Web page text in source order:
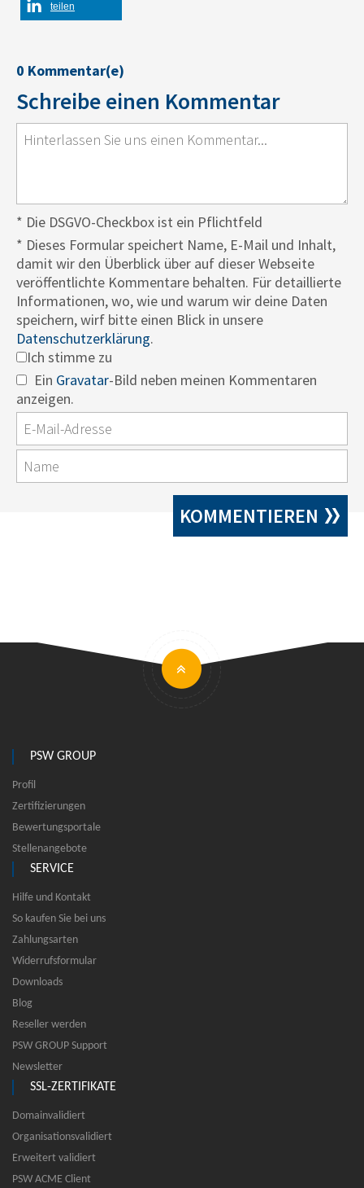
teilen
0 Kommentar(e)
Schreibe einen Kommentar
* Die DSGVO-Checkbox ist ein Pflichtfeld
* Dieses Formular speichert Name, E-Mail und Inhalt,
damit wir den Überblick über auf dieser Webseite
veröffentlichte Kommentare behalten. Für detaillierte
Informationen, wo, wie und warum wir deine Daten
speichern, wirf bitte einen Blick in unsere
Datenschutzerklärung.
Ich stimme zu
Ein Gravatar-Bild neben meinen Kommentaren
anzeigen.